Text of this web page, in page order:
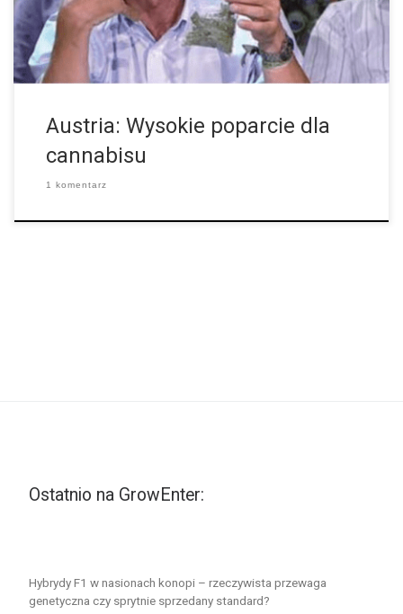
pozbawienia wolności […]
Austria: Wysokie poparcie dla
cannabisu
1 komentarz
Ostatnio na GrowEnter:
Hybrydy F1 w nasionach konopi – rzeczywista przewaga
genetyczna czy sprytnie sprzedany standard?